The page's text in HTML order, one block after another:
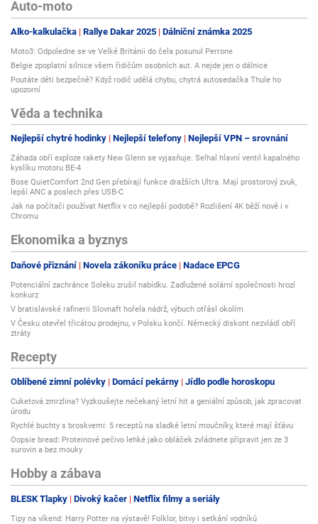
Auto-moto
Alko-kalkulačka Rallye Dakar 2025 Dálniční známka 2025
Moto3: Odpoledne se ve Velké Británii do čela posunul Perrone
Belgie zpoplatní silnice všem řidičům osobních aut. A nejde jen o dálnice
Poutáte děti bezpečně? Když rodič udělá chybu, chytrá autosedačka Thule ho
upozorní
Věda a technika
Nejlepší chytré hodinky Nejlepší telefony Nejlepší VPN – srovnání
Záhada obří exploze rakety New Glenn se vyjasňuje. Selhal hlavní ventil kapalného
kyslíku motoru BE-4
Bose QuietComfort 2nd Gen přebírají funkce dražších Ultra. Mají prostorový zvuk,
lepší ANC a poslech přes USB-C
Jak na počítači používat Netflix v co nejlepší podobě? Rozlišení 4K běží nově i v
Chromu
Ekonomika a byznys
Daňové přiznání Novela zákoníku práce Nadace EPCG
Potenciální zachránce Soleku zrušil nabídku. Zadlužené solární společnosti hrozí
konkurz
V bratislavské rafinerii Slovnaft hořela nádrž, výbuch otřásl okolím
V Česku otevřel třicátou prodejnu, v Polsku končí. Německý diskont nezvládl obří
ztráty
Recepty
Oblíbené zimní polévky Domácí pekárny Jídlo podle horoskopu
Cuketová zmrzlina? Vyzkoušejte nečekaný letní hit a geniální způsob, jak zpracovat
úrodu
Rychlé buchty s broskvemi: 5 receptů na sladké letní moučníky, které mají šťávu
Oopsie bread: Proteinové pečivo lehké jako obláček zvládnete připravit jen ze 3
surovin a bez mouky
Hobby a zábava
BLESK Tlapky Divoký kačer Netflix filmy a seriály
Tipy na víkend: Harry Potter na výstavě! Folklor, bitvy i setkání vodníků